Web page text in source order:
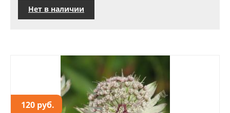
Нет в наличии
120 руб.